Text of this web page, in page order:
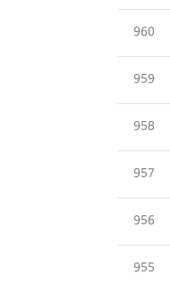
960
959
958
957
956
955